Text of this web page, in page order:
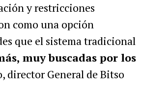
y restricciones
como una opción
que el sistema tradicional
muy buscadas por los
director General de Bitso